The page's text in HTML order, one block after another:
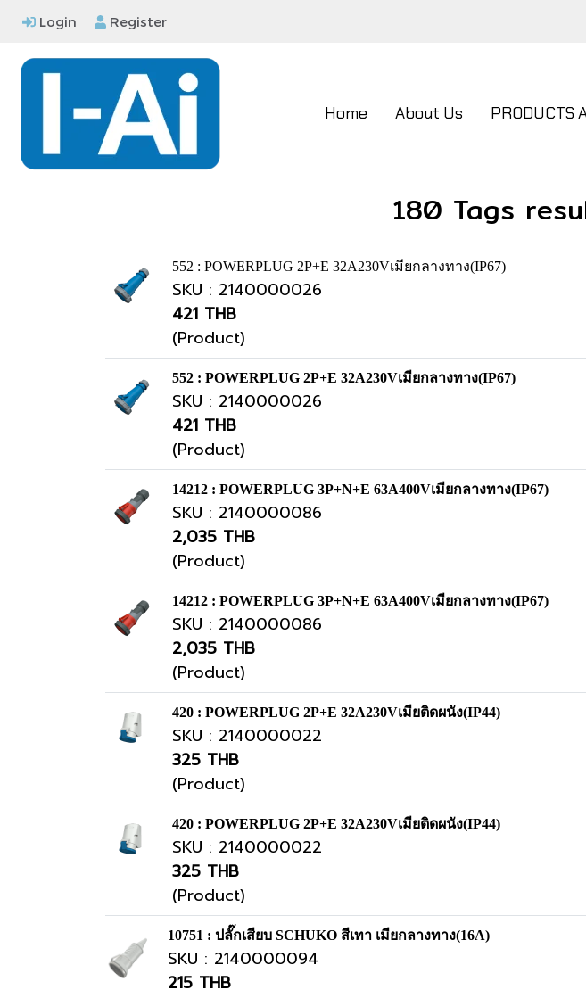
Login Register
Home About Us PRODUCTS
180 Tags
552 : POWERPLUG 2P+E 32A230Vเมียกลางทาง(IP67)
SKU : 2140000026
421 THB
(Product)
552 : POWERPLUG 2P+E 32A230Vเมียกลางทาง(IP67)
SKU : 2140000026
421 THB
(Product)
14212 : POWERPLUG 3P+N+E 63A400Vเมียกลางทาง(IP67)
SKU : 2140000086
2,035 THB
(Product)
14212 : POWERPLUG 3P+N+E 63A400Vเมียกลางทาง(IP67)
SKU : 2140000086
2,035 THB
(Product)
420 : POWERPLUG 2P+E 32A230Vเมียติดผนัง(IP44)
SKU : 2140000022
325 THB
(Product)
420 : POWERPLUG 2P+E 32A230Vเมียติดผนัง(IP44)
SKU : 2140000022
325 THB
(Product)
10751 : ปลั๊กเสียบ SCHUKO สีเทา เมียกลางทาง(16A)
SKU : 2140000094
215 THB